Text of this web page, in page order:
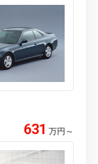
631 万円 ～